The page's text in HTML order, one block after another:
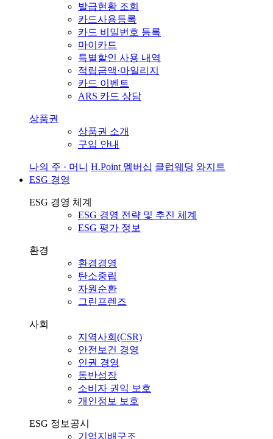
발급현황 조회
카드사용등록
카드 비밀번호 등록
마이카드
특별할인 사용 내역
적립금액·마일리지
카드 이벤트
ARS 카드 상담
상품권
상품권 소개
구입 안내
나의 주 · 머니 H.Point 멤버십 클럽웨딩 와지트
ESG 경영
ESG 경영 체계
ESG 경영 전략 및 추진 체계
ESG 평가 정보
환경
환경경영
탄소중립
자원순환
그린프렌즈
사회
지역사회(CSR)
안전보건 경영
인권 경영
동반성장
소비자 권익 보호
개인정보 보호
ESG 정보공시
기업지배구조